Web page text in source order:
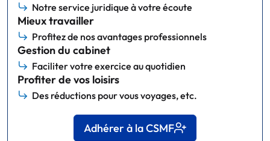
Notre service juridique à votre écoute
Mieux travailler
Profitez de nos avantages professionnels
Gestion du cabinet
Faciliter votre exercice au quotidien
Profiter de vos loisirs
Des réductions pour vous voyages, etc.
Adhérer à la CSMF